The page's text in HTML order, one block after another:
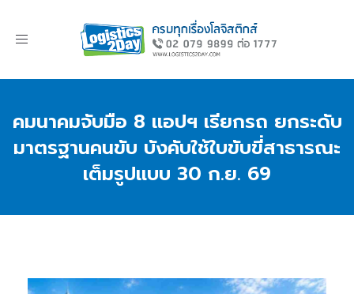
Toggle
คมนาคมจับมือ 8 แอปฯ เรียกรถ ยกระดับ
มาตรฐานคนขับ บังคับใช้ใบขับขี่สาธารณะ
เต็มรูปแบบ 30 ก.ย. 69